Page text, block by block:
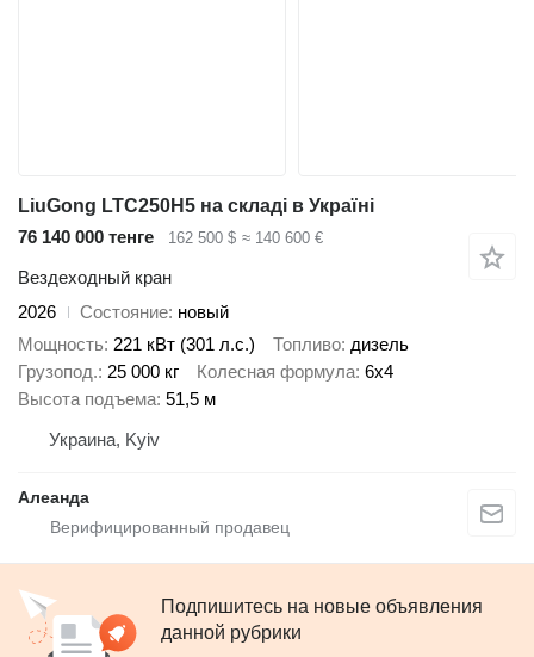
LiuGong LTC250H5 на складі в Україні
76 140 000 тенге
162 500 $ ≈ 140 600 €
Вездеходный кран
2026
Состояние новый
Мощность 221 кВт (301 л.с.) Топливо дизель
Грузопод. 25 000 кг Колесная формула 6x4
Высота подъема 51,5 м
Украина, Kyiv
Алеанда
Подпишитесь на новые объявления
данной рубрики